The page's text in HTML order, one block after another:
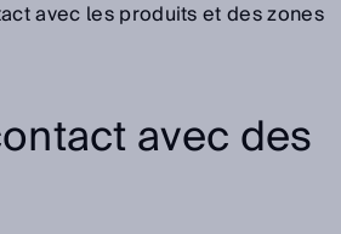
avec les produits et des zones
avec des